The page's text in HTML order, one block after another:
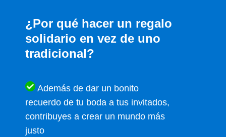
¿Por qué hacer un regalo
solidario en vez de uno
tradicional?
Además de dar un bonito
recuerdo de tu boda a tus invitados,
contribuyes a crear un mundo más
justo